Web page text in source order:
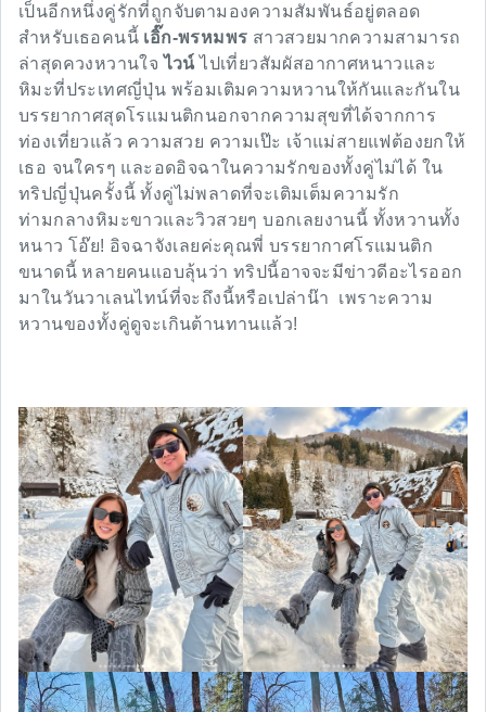
เป็นอีกหนึ่งคู่รักที่ถูกจับตามองความสัมพันธ์อยู่ตลอด
สำหรับเธอคนนี้ เอิ๊ก-พรหมพร สาวสวยมากความสามารถ
ล่าสุดควงหวานใจ ไวน์ไปเที่ยวสัมผัสอากาศหนาวและ
หิมะที่ประเทศญี่ปุ่น พร้อมเติมความหวานให้กันและกันใน
บรรยากาศสุดโรแมนติกนอกจากความสุขที่ได้จากการ
ท่องเที่ยวแล้ว ความสวย ความเป๊ะ เจ้าแม่สายแฟต้องยกให้
เธอ จนใครๆ และอดอิจฉาในความรักของทั้งคู่ไม่ได้ ใน
ทริปญี่ปุ่นครั้งนี้ ทั้งคู่ไม่พลาดที่จะเติมเต็มความรัก
ท่ามกลางหิมะขาวและวิวสวยๆ บอกเลยงานนี้ ทั้งหวานทั้ง
หนาว โอ๊ย! อิจฉาจังเลยค่ะคุณพี่ บรรยากาศโรแมนติก
ขนาดนี้ หลายคนแอบลุ้นว่า ทริปนี้อาจจะมีข่าวดีอะไรออก
มาในวันวาเลนไทน์ที่จะถึงนี้หรือเปล่าน๊า เพราะความ
หวานของทั้งคู่ดูจะเกินต้านทานแล้ว!